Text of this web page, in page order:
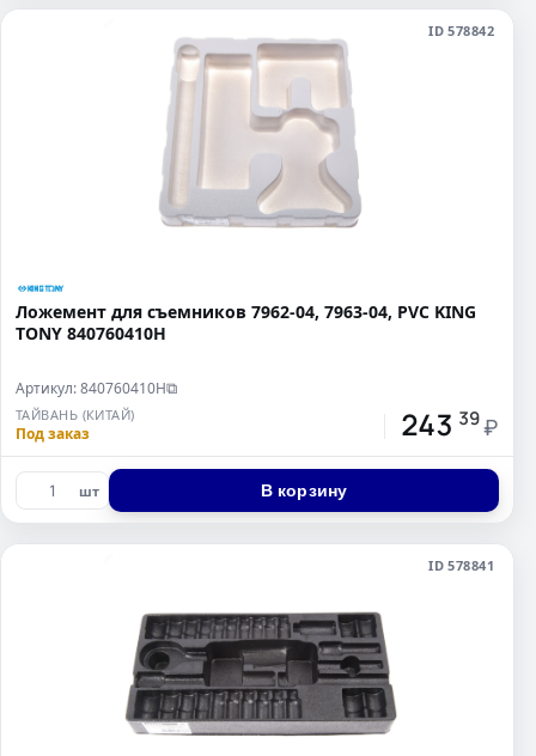
ID 578842
Ложемент для съемников 7962-04, 7963-04, PVC KING
TONY 840760410H
Артикул: 840760410H⧉
ТАЙВАНЬ (КИТАЙ)
Под заказ 243 39 ₽
шт В корзину
ID 578841